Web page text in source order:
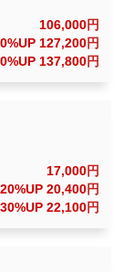
106,000円
127,200円
137,800円
17,000円
20,400円
22,100円